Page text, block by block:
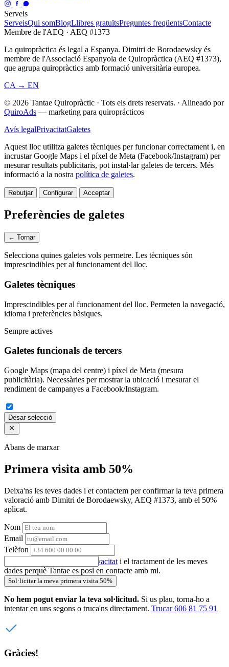
Serveis
ServeisQui somBlogLlibres gratuïtsPreguntes freqüentsContacte
Membre de l'AEQ · AEQ #1373
La quiropràctica és legal a Espanya. Dimitri de Borodaewsky és
membre de l'Associació Espanyola de Quiropràctica (AEQ #1373),
que agrupa quiropràctics amb formació universitària europea.
CA → EN
© 2026 Tantae Quiropràctic · Tots els drets reservats. · Alineado por
QuiroAds — marketing para quiroprácticos
Avís legalPrivacitatGaletes
Aquest lloc utilitza galetes tècniques per funcionar correctament i, en
incrustar Google Maps i el píxel de Meta (Facebook/Instagram) per
mesurar resultats publicitaris, pot instal·lar galetes de tercers. Més
informació a la nostra política de galetes.
Rebutjar Configurar Acceptar
Preferències de galetes
← Tornar
Selecciona quines galetes vols permetre. Les tècniques són
imprescindibles per al funcionament del lloc.
Galetes tècniques
Imprescindibles per al funcionament del lloc. Permeten la navegació,
idioma i preferències bàsiques.
Sempre actives
Galetes funcionals de tercers
Google Maps (mapa del centre) i píxel de Meta (mesura
publicitària). Necessàries per mostrar la ubicació i mesurar el
rendiment de campanyes a Facebook/Instagram.
Desar selecció
Abans de marxar
Primera visita amb 50%
Deixa'ns les teves dades i et contactem per confirmar la teva primera
valoració amb Dimitri de Borodaewsky, AEQ #1373, amb el 50%
aplicat.
Nom
Email
Telèfon
política de privacitat i el tractament de les meves
dades perquè Tantae es posi en contacte amb mi.
Sol·licitar la meva primera visita 50%
No hem pogut enviar la teva sol·licitud. Si us plau, torna-ho a
intentar en uns segons o truca'ns directament. Trucar 606 81 75 91
Gràcies!